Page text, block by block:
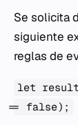
Se solicita
siguiente
reglas de
let
== false);